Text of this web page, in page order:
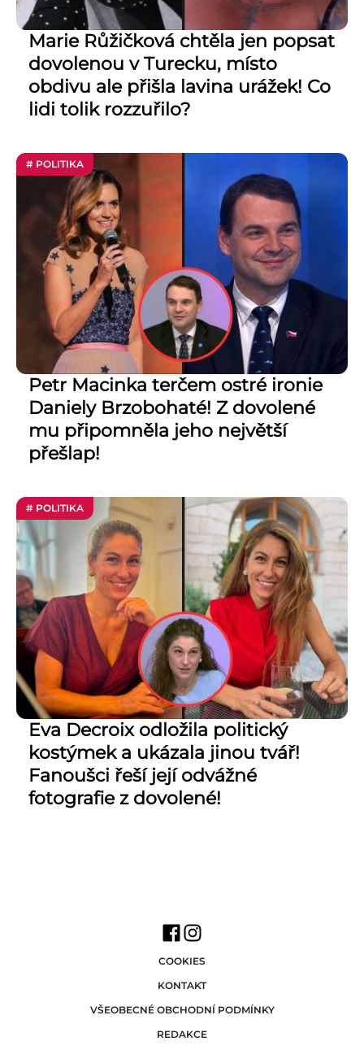
Marie Růžičková chtěla jen popsat
dovolenou v Turecku, místo
obdivu ale přišla lavina urážek! Co
lidi tolik rozzuřilo?
# POLITIKA
Petr Macinka terčem ostré ironie
Daniely Brzobohaté! Z dovolené
mu připomněla jeho největší
přešlap!
# POLITIKA
Eva Decroix odložila politický
kostýmek a ukázala jinou tvář!
Fanoušci řeší její odvážné
fotografie z dovolené!
COOKIES
KONTAKT
VŠEOBECNÉ OBCHODNÍ PODMÍNKY
REDAKCE